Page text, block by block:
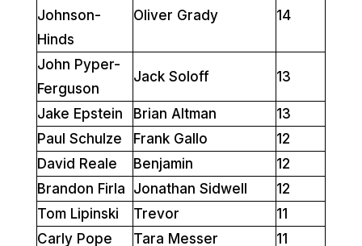
Johnson-
Hinds
Oliver Grady 14
John Pyper-
Ferguson
Jack Soloff 13
Jake Epstein Brian Altman
13
Paul Schulze
Frank Gallo
12
David Reale
Benjamin
12
Brandon Firla Jonathan Sidwell
12
Tom Lipinski
Trevor
11
Carly Pope
Tara Messer
11